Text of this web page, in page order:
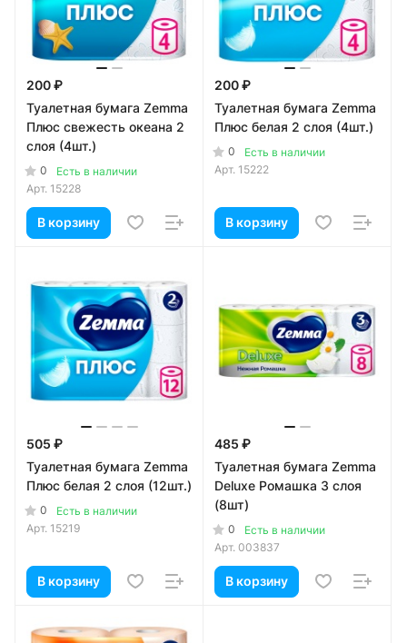
200 ₽
Туалетная бумага Zemma
Плюс свежесть океана 2
слоя (4шт.)
0
Есть в наличии
Арт. 15228
В корзину
200 ₽
Туалетная бумага Zemma
Плюс белая 2 слоя (4шт.)
0
Есть в наличии
Арт. 15222
В корзину
505 ₽
Туалетная бумага Zemma
Плюс белая 2 слоя (12шт.)
0
Есть в наличии
Арт. 15219
В корзину
485 ₽
Туалетная бумага Zemma
Deluxe Ромашка 3 слоя
(8шт)
0
Есть в наличии
Арт. 003837
В корзину